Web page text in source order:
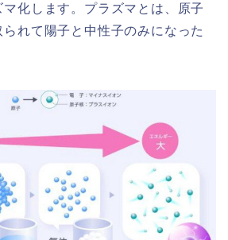
マ化します。プラズマとは、原子
れて陽子と中性子のみになった